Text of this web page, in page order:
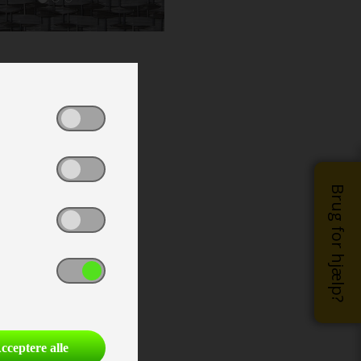
Brug for hjælp?
alle